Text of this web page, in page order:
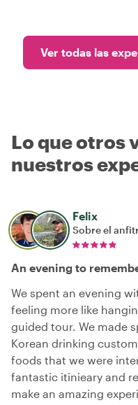
Ver todas las
Lo que otros
nuestros
Felix
Sobre el
An evening to
We spent an evening
feeling more like
guided tour. We made
Korean drinking
foods that we were
fantastic itinieary and
make an amazing